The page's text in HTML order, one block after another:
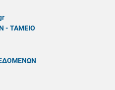
- ΤΑΜΕΙΟ